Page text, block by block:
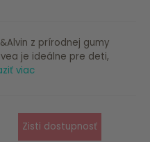
z prírodnej gumy
je ideálne pre deti,
viac